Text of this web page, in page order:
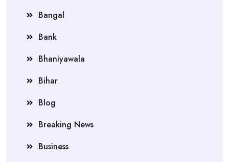
Bangal
Bank
Bhaniyawala
Bihar
Blog
Breaking News
Business